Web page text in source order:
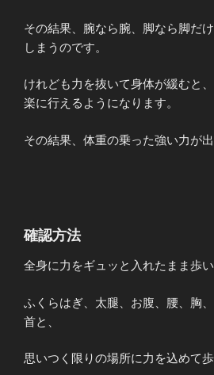
その結果、腕なら腕、脚なら脚だ
しまうのです。
けれども力を抜いて身体が緩むと
楽に行えるようになります。
その結果、体重の乗った強い力が出
確認方法
全身に力をギュッと入れたまま歩い
ふくらはぎ、太腿、お腹、腰、胸
首と、
思いつく限りの場所に力を込めて歩